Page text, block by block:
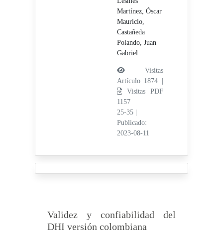
Martínez, Óscar
Mauricio,
Castañeda
Polando, Juan
Gabriel
Visitas
Artículo 1874 |
Visitas PDF
1157
25-35
Publicado:
2023-08-11
Validez y confiabilidad del
DHI versión colombiana